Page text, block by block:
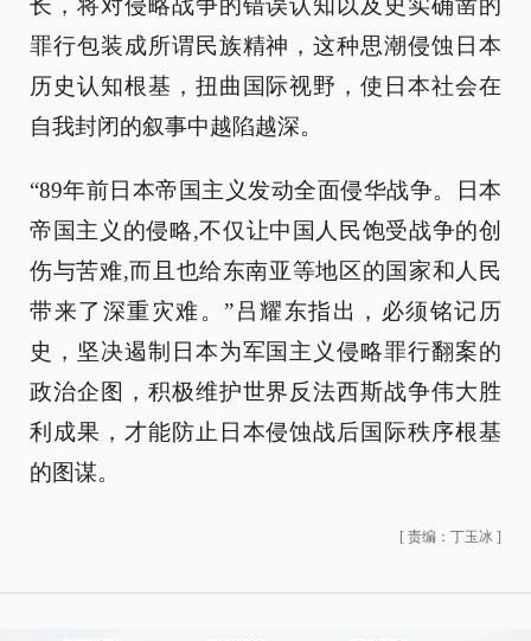
长，将对侵略战争的错误认知以及史实确凿的
罪行包装成所谓民族精神，这种思潮侵蚀日本
历史认知根基，扭曲国际视野，使日本社会在
自我封闭的叙事中越陷越深。
“89年前日本帝国主义发动全面侵华战争。日本
帝国主义的侵略,不仅让中国人民饱受战争的创
伤与苦难,而且也给东南亚等地区的国家和人民
带来了深重灾难。”吕耀东指出，必须铭记历
史，坚决遏制日本为军国主义侵略罪行翻案的
政治企图，积极维护世界反法西斯战争伟大胜
利成果，才能防止日本侵蚀战后国际秩序根基
的图谋。
[ 责编：丁玉冰 ]